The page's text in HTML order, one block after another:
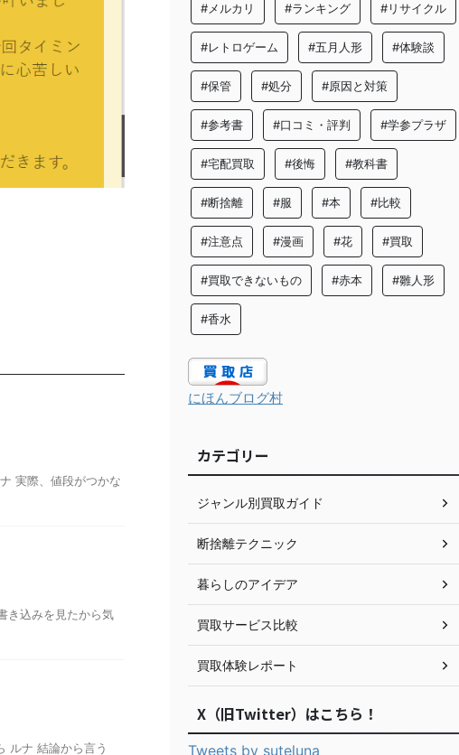
実際、値段がつかな
き込みを見たから気
ルナ 結論から言う
#メルカリ #ランキング #リサイクル
#レトロゲーム #五月人形 #体験談
#保管 #処分 #原因と対策
#参考書 #口コミ・評判 #学参プラザ
#宅配買取 #後悔 #教科書
#断捨離 #服 #本 #比較
#注意点 #漫画 #花 #買取
#買取できないもの #赤本 #雛人形
#香水
にほんブログ村
カテゴリー
ジャンル別買取ガイド
断捨離テクニック
暮らしのアイデア
買取サービス比較
買取体験レポート
X（旧Twitter）はこちら！
Tweets by suteluna_